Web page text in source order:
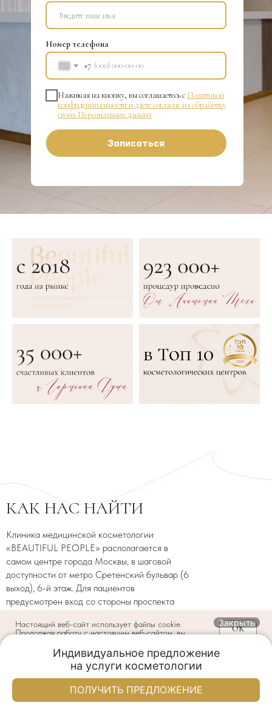
Номер телефона
+7
Нажимая на кнопку, вы соглашаетесь с Политикой
конфиденциальности и даете согласие на обработку
своих Персональных данных
Записаться
Настоящий веб-сайт использует файлы cookie.
Продолжая работу с настоящим веб-сайтом, вы
использование файлов cookie вашего браузера, в
порядке предусмотренномПолитикой по cookies.А
так же соглашаетесь с условиями Политики в
отношении обработки персональных данных и по
обработку своих персональных данных на условиях,
предусмотренныхПолитикой.
OK
КАК НАС НАЙТИ
Клиника медицинской косметологии
«BEAUTIFUL PEOPLE» располагается в
самом центре города Москвы, в шаговой
доступности от метро Сретенский бульвар (6
выход), 6-й этаж. Для пациентов
предусмотрен вход со стороны проспекта
КОНТАКТЫ
Закрыть
Индивидуальное предложение
на услуги косметологии
ПОЛУЧИТЬ ПРЕДЛОЖЕНИЕ
Красивые люди Москва
Акции Написать нам
Welcome-депозит 5000 ₽
Красивые люди Москва